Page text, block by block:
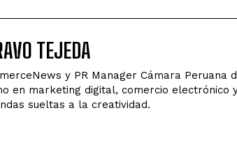
TEJEDA
y PR Manager Cámara Peruana
en marketing digital, comercio electrónico
sueltas a la creatividad.